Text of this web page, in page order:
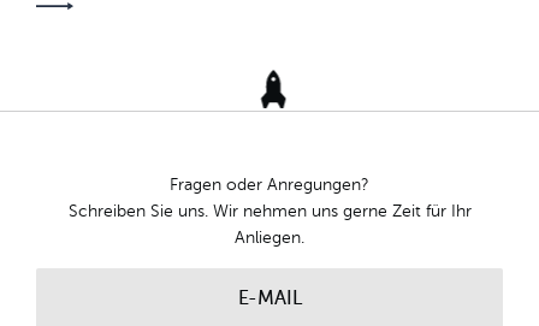
Fragen oder Anregungen?
Schreiben Sie uns. Wir nehmen uns gerne Zeit für Ihr
Anliegen.
E-MAIL